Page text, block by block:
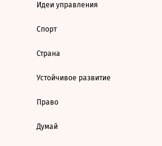
Идеи управления
Спорт
Страна
Устойчивое развитие
Право
Думай